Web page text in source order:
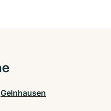
Gelnhausen